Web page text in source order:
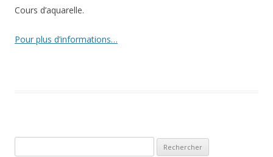
Cours d’aquarelle.
Pour plus d’informations…